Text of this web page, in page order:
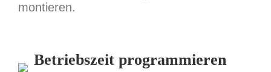
montieren.
Betriebszeit programmieren